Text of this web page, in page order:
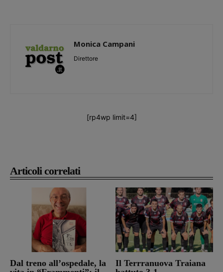
Articoli correlati
Dal treno all’ospedale, la
Il Terrranuova Traiana
Monica Campani
Direttore
[rp4wp limit=4]